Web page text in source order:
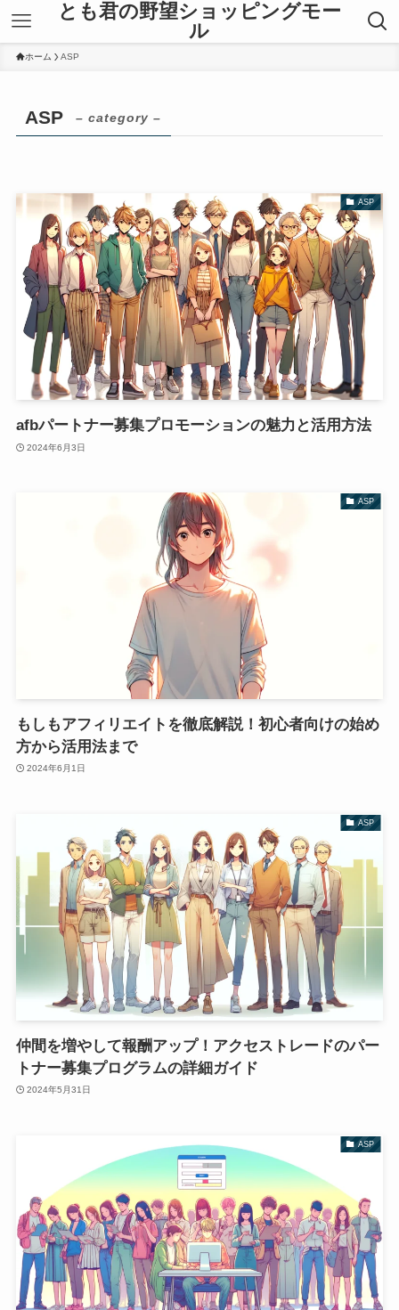
とも君の野望ショッピングモー
ル
ホーム ASP
ASP – category –
ASP
afbパートナー募集プロモーションの魅力と活用方法
2024年6月3日
ASP
もしもアフィリエイトを徹底解説！初心者向けの始め
方から活用法まで
2024年6月1日
ASP
仲間を増やして報酬アップ！アクセストレードのパー
トナー募集プログラムの詳細ガイド
2024年5月31日
ASP